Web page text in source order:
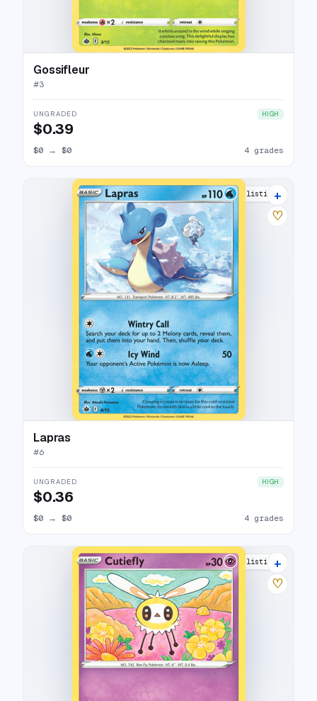
Gossifleur
#3
UNGRADED HIGH
$0.39
$0 → $0 4 grades
8 listings
+
♡
Lapras
#6
UNGRADED HIGH
$0.36
$0 → $0 4 grades
6 listings
+
♡